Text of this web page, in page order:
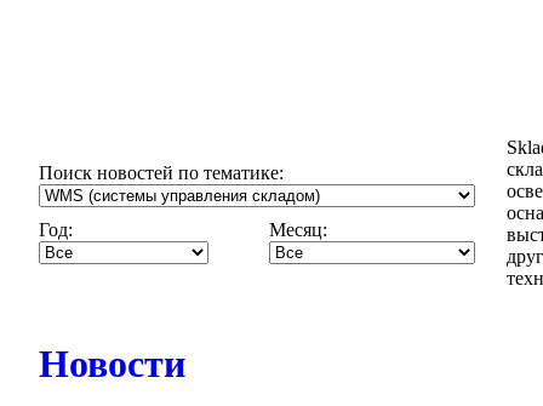
Поиск новостей по тематике:
Год: Месяц:
Новости